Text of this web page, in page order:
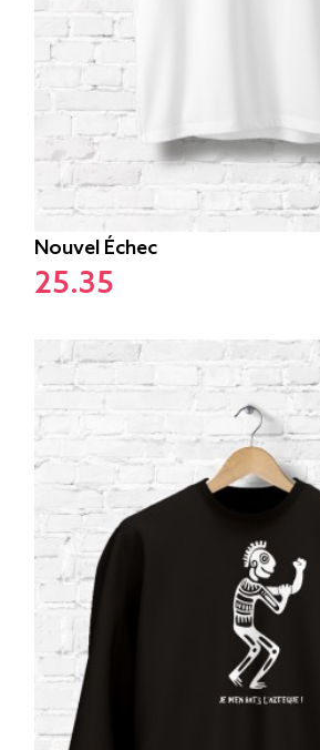
Nouvel Échec
25.35